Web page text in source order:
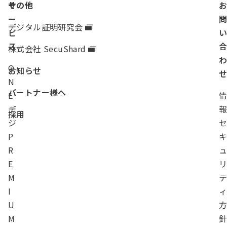
サ
ー
ビ
ス
O
N
E
デ
ジ
P
R
E
M
I
U
M
その他
デジタル証明研究会
株式会社 SecuShard
お知らせ
パートナー様へ
採用
お
問
い
合
わ
せ
情
報
セ
キ
ュ
リ
テ
ィ
方
針